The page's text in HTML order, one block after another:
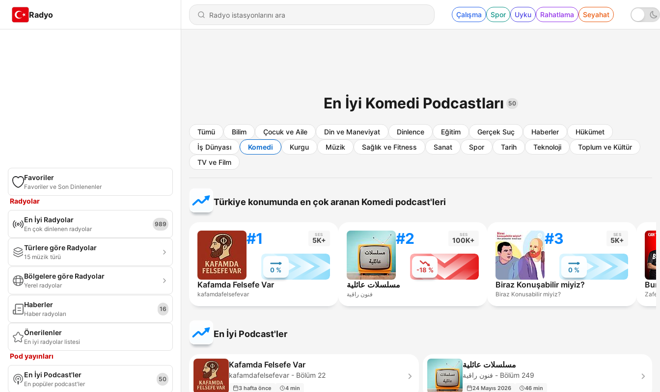
Radyo Çalışma Spor Uyku Rahatlama Seyahat
Favoriler
Favoriler ve Son Dinlenenler
Radyolar
En İyi Radyolar
En çok dinlenen radyolar
989
Türlere göre Radyolar
15 müzik türü
Bölgelere göre Radyolar
Yerel radyolar
Haberler
Haber radyoları
16
Önerilenler
En iyi radyolar listesi
Pod yayınları
En İyi Podcast'ler
En popüler podcast'ler
50
En İyi Komedi Podcastları 50
Tümü Bilim Çocuk ve Aile Din ve Maneviyat Dinlence Eğitim Gerçek Suç Haberler
Hükümet
İş Dünyası
Komedi Kurgu Müzik Sağlık ve Fitness Sanat Spor Tarih Teknoloji
Toplum ve Kültür
TV ve Film
Türkiye konumunda en çok aranan Komedi podcast'leri
#1 SES
5K+
0 %
Kafamda Felsefe Var
kafamdafelsefevar
#2 SES
100K+
-18 %
مسلسلات عائلية
فنون راقية
#3 SES
5K+
0 %
Biraz Konuşabilir miyiz?
Biraz Konusabilir miyiz?
En İyi Podcast'ler
Kafamda Felsefe Var
kafamdafelsefevar - Bölüm 22
3 hafta önce 4 min
مسلسلات عائلية
فنون راقية - Bölüm 249
24 Mayıs 2026 46 min